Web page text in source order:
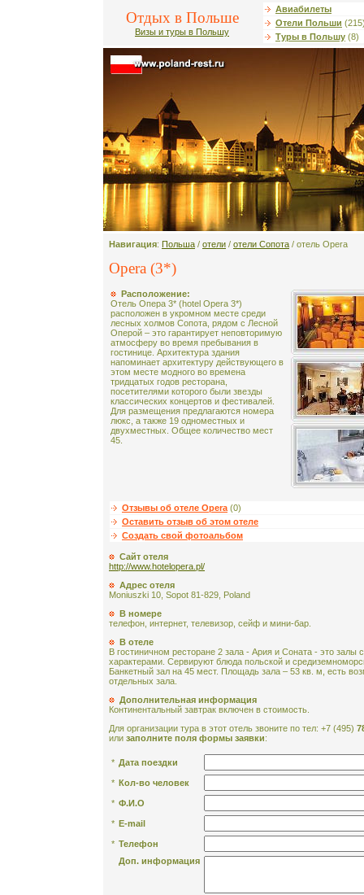
Отдых в Польше
Визы и туры в Польшу
Авиабилеты
Отели Польши
Туры в Польшу (8)
Навигация: Польша / отели / отели Сопота / отель Opera
Opera (3*)
Расположение:
Отель Опера 3* (hotel Opera 3*)
расположен в укромном месте среди
лесных холмов Сопота, рядом с Лесной
Оперой – это гарантирует неповторимую
атмосферу во время пребывания в
гостинице. Архитектура здания
напоминает архитектуру действующего в
этом месте модного во времена
тридцатых годов ресторана,
посетителями которого были звезды
классических концертов и фестивалей.
Для размещения предлагаются номера
люкс, а также 19 одноместных и
двухместных. Общее количество мест
45.
Отзывы об отеле Opera(0)
Оставить отзыв об этом отеле
Создать свой фотоальбом
Сайт отеля
http://www.hotelopera.pl/
Адрес отеля
Moniuszki 10, Sopot 81-829, Poland
В номере
телефон, интернет, телевизор, сейф и мини-бар.
В отеле
В гостиничном ресторане 2 зала - Ария и Соната - это
характерами. Сервируют блюда польской и
Банкетный зал на 45 мест. Площадь зала – 53 кв. м, есть
отдельных зала.
Дополнительная информация
Континентальный завтрак включен в стоимость.
Для организации тура в этот отель звоните по тел: +7 (495)
или заполните поля формы заявки:
* Дата поездки
* Кол-во человек
* Ф.И.О
* E-mail
* Телефон
Доп. информация